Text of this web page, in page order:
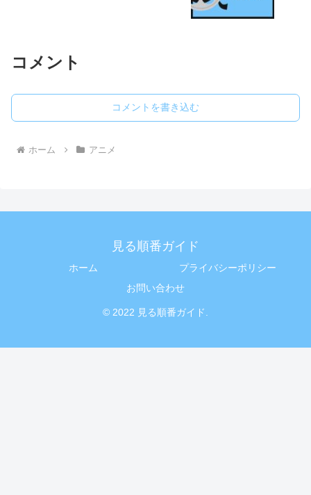
コメント
コメントを書き込む
ホーム アニメ
見る順番ガイド
ホーム
プライバシーポリシー
お問い合わせ
© 2022 見る順番ガイド.